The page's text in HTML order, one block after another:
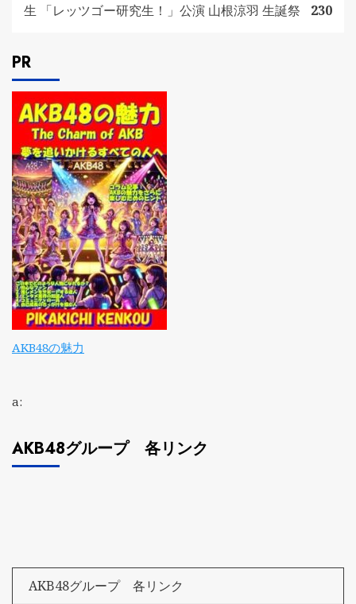
生 「レッツゴー研究生！」公演 山根涼羽 生誕祭
230
PR
AKB48の魅力
a:
AKB48グループ 各リンク
AKB48グループ 各リンク